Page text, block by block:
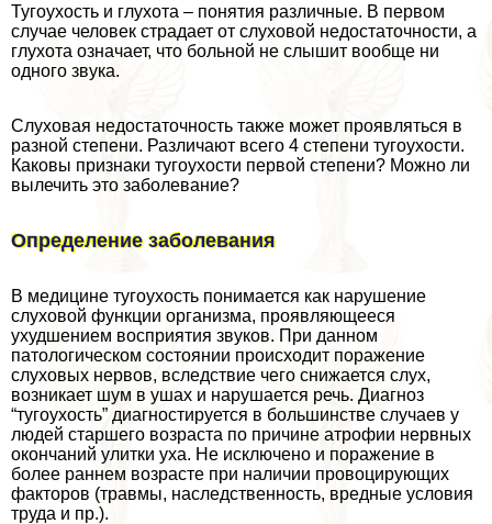
Тугоухость и глухота – понятия различные. В первом
случае человек страдает от слуховой недостаточности, а
глухота означает, что больной не слышит вообще ни
одного звука.
Слуховая недостаточность также может проявляться в
разной степени. Различают всего 4 степени тугоухости.
Каковы признаки тугоухости первой степени? Можно ли
вылечить это заболевание?
Определение заболевания
В медицине тугоухость понимается как нарушение
слуховой функции организма, проявляющееся
ухудшением восприятия звуков. При данном
патологическом состоянии происходит поражение
слуховых нервов, вследствие чего снижается слух,
возникает шум в ушах и нарушается речь. Диагноз
“тугоухость” диагностируется в большинстве случаев у
людей старшего возраста по причине атрофии нервных
окончаний улитки уха. Не исключено и поражение в
более раннем возрасте при наличии провоцирующих
факторов (травмы, наследственность, вредные условия
труда и пр.).